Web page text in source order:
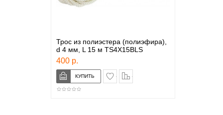
Трос из полиэстера (полиэфира),
d 4 мм, L 15 м TS4X15BLS
400 р.
в закладки